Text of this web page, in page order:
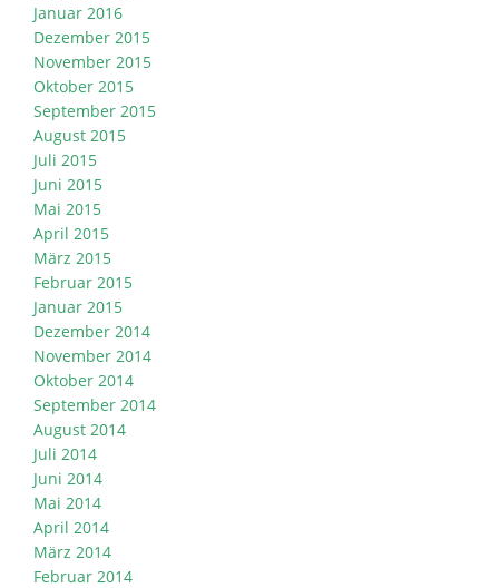
Januar 2016
Dezember 2015
November 2015
Oktober 2015
September 2015
August 2015
Juli 2015
Juni 2015
Mai 2015
April 2015
März 2015
Februar 2015
Januar 2015
Dezember 2014
November 2014
Oktober 2014
September 2014
August 2014
Juli 2014
Juni 2014
Mai 2014
April 2014
März 2014
Februar 2014